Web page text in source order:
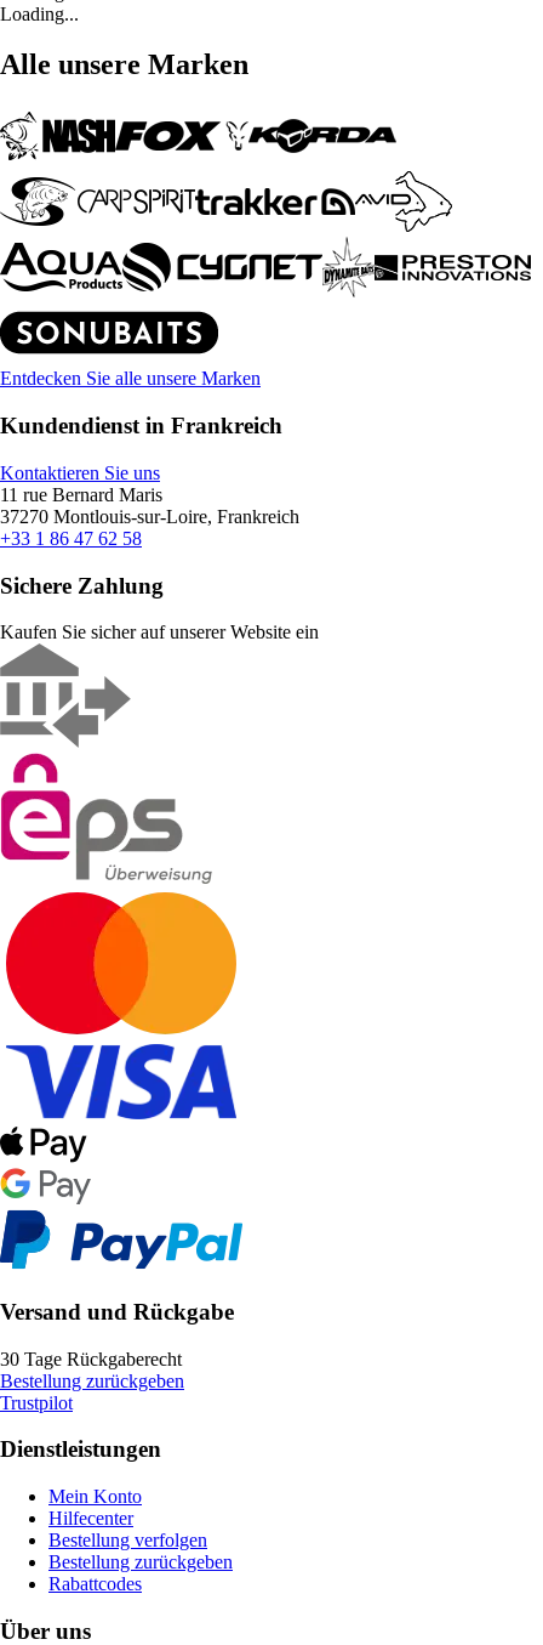
Loading...
Alle unsere Marken
Entdecken Sie alle unsere Marken
Kundendienst in Frankreich
Kontaktieren Sie uns
11 rue Bernard Maris
37270 Montlouis-sur-Loire, Frankreich
+33 1 86 47 62 58
Sichere Zahlung
Kaufen Sie sicher auf unserer Website ein
Versand und Rückgabe
30 Tage Rückgaberecht
Bestellung zurückgeben
Trustpilot
Dienstleistungen
Mein Konto
Hilfecenter
Bestellung verfolgen
Bestellung zurückgeben
Rabattcodes
Über uns